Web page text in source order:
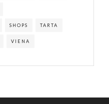
SHOPS TARTA
VIENA